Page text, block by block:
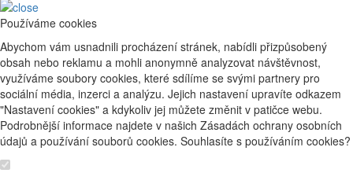
Používáme cookies
Abychom vám usnadnili procházení stránek, nabídli přizpůsobený
obsah nebo reklamu a mohli anonymně analyzovat návštěvnost,
využíváme soubory cookies, které sdílíme se svými partnery pro
sociální média, inzerci a analýzu. Jejich nastavení upravíte odkazem
"Nastavení cookies" a kdykoliv jej můžete změnit v patičce webu.
Podrobnější informace najdete v našich Zásadách ochrany osobních
údajů a používání souborů cookies. Souhlasíte s používáním cookies?